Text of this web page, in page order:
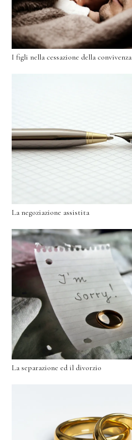
I figli nella cessazione della convivenza
La negoziazione assistita
La separazione ed il divorzio